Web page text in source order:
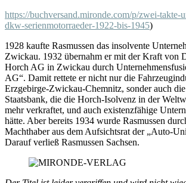
https://buchversand.mironde.com/p/zwei-takte-
dkw-serienmotorraeder-1922-bis-1945)
1928 kaufte Rasmussen das insolvente
Zwickau. 1932 übernahm er mit der Kraft von
Horch AG in Zwickau durch
AG“. Damit rettete er nicht nur die
Erzgebirge-Zwickau-Chemnitz, sonder auch die
Staatsbank, die die Horch-Isolvenz in der
mehr verkraftet, und auch existenzfähige
hätte. Aber bereits 1934 wurde Rasmussen
Machthaber aus dem Aufsichtsrat der „Auto-
Darauf verließ Rasmussen Sachsen.